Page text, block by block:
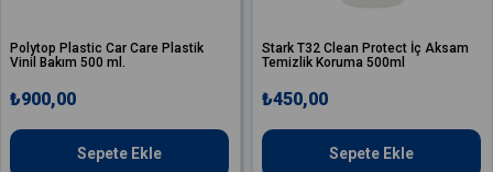
Car Care Plastik
500 ml.
Sepete Ekle
Stark T32 Clean Protect İç Aksam
Temizlik Koruma 500ml
Sepete Ekle
Stark